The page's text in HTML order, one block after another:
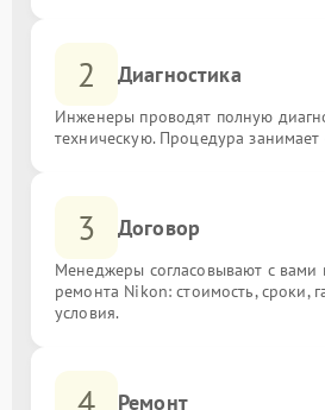
2 Диагностика
Инженеры проводят полную
техническую. Процедура
3 Договор
Менеджеры согласовывают с вами
ремонта Nikon: стоимость, сроки,
условия.
Ремонт